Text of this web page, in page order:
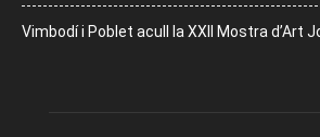
Vimbodí i Poblet acull la XXII Mostra d’Art